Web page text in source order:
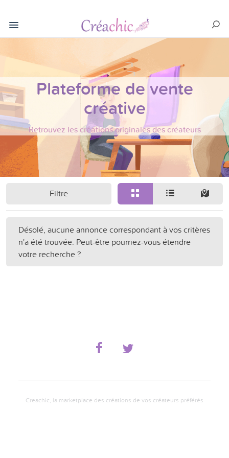
Plateforme de vente
créative
Retrouvez les créations originales des créateurs
Filtre
Désolé, aucune annonce correspondant à vos critères
n'a été trouvée. Peut-être pourriez-vous étendre
votre recherche ?
Creachic, la marketplace des créations de vos créateurs préférés